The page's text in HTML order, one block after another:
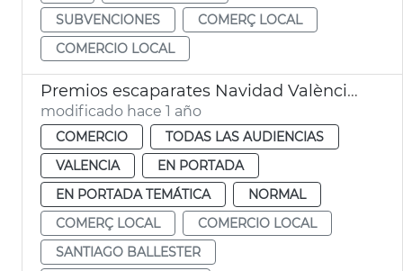
SUBVENCIONES
COMERÇ LOCAL
COMERCIO LOCAL
Premios escaparates Navidad València 2024
modificado hace 1 año
COMERCIO
TODAS LAS AUDIENCIAS
VALENCIA
EN PORTADA
EN PORTADA TEMÁTICA
NORMAL
COMERÇ LOCAL
COMERCIO LOCAL
SANTIAGO BALLESTER